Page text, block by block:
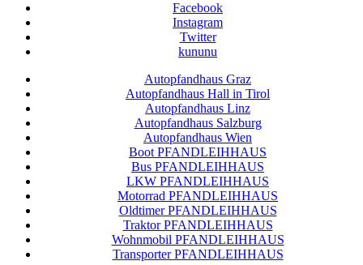
Facebook
Instagram
Twitter
kununu
Autopfandhaus Graz
Autopfandhaus Hall in Tirol
Autopfandhaus Linz
Autopfandhaus Salzburg
Autopfandhaus Wien
Boot PFANDLEIHHAUS
Bus PFANDLEIHHAUS
LKW PFANDLEIHHAUS
Motorrad PFANDLEIHHAUS
Oldtimer PFANDLEIHHAUS
Traktor PFANDLEIHHAUS
Wohnmobil PFANDLEIHHAUS
Transporter PFANDLEIHHAUS